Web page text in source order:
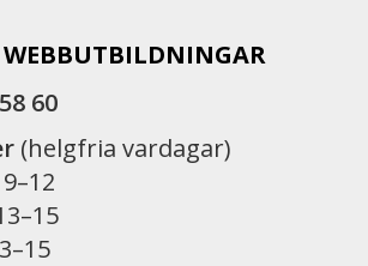
WEBBUTBILDNINGAR
60
(helgfria vardagar)